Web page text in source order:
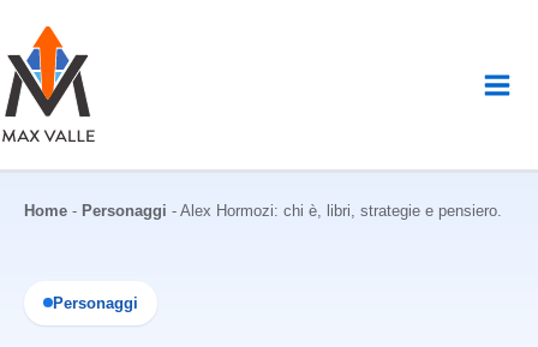
contenuto
Home - Personaggi - Alex Hormozi: chi è, libri, strategie e pensiero.
Personaggi